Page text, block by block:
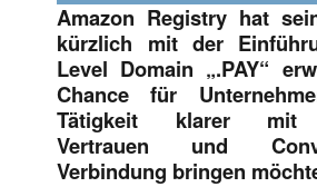
Amazon Registry hat
kürzlich mit der
Level Domain „.PAY“
Chance für
Tätigkeit klarer mit
Vertrauen und
Verbindung bringen